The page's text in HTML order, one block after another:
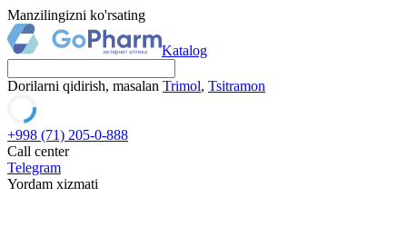
Manzilingizni ko'rsating
Katalog
Dorilarni qidirish, masalan Trimol, Tsitramon
+998 (71) 205-0-888
Call center
Telegram
Yordam xizmati